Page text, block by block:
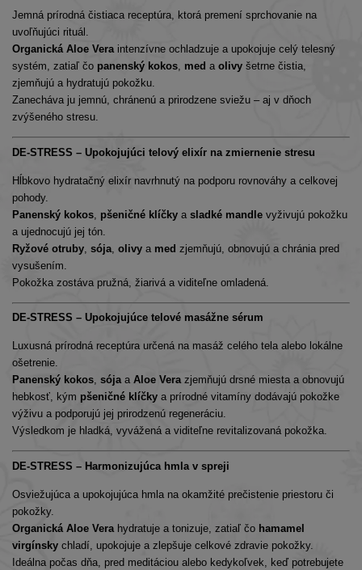
Jemná prírodná čistiaca receptúra, ktorá premení sprchovanie na
uvoľňujúci rituál.
Organická Aloe Veraintenzívne ochladzuje a upokojuje celý telesný
systém, zatiaľ čo panenský kokos, med a olivy šetrne čistia,
zjemňujú a hydratujú pokožku.
Zanecháva ju jemnú, chránenú a prirodzene sviežu – aj v dňoch
zvýšeného stresu.
DE-STRESS – Upokojujúci telový elixír na zmiernenie stresu
Hĺbkovo hydratačný elixír navrhnutý na podporu rovnováhy a celkovej
pohody.
Panenský kokos pšeničné klíčky a sladké mandle vyživujú pokožku
a ujednocujú jej tón.
Ryžové otruby sója olivy a med zjemňujú, obnovujú a chránia pred
vysušením.
Pokožka zostáva pružná, žiarivá a viditeľne omladená.
DE-STRESS – Upokojujúce telové masážne sérum
Luxusná prírodná receptúra určená na masáž celého tela alebo lokálne
ošetrenie.
Panenský kokos, sójaa Aloe Verazjemňujú drsné miesta a obnovujú
hebkosť, kým pšeničné klíčky a prírodné vitamíny dodávajú pokožke
výživu a podporujú jej prirodzenú regeneráciu.
Výsledkom je hladká, vyvážená a viditeľne revitalizovaná pokožka.
DE-STRESS – Harmonizujúca hmla v spreji
Osviežujúca a upokojujúca hmla na okamžité prečistenie priestoru či
pokožky.
Organická Aloe Vera hydratuje a tonizuje, zatiaľ čo hamamel
virgínsky chladí, upokojuje a zlepšuje celkové zdravie pokožky.
Ideálna počas dňa, pred meditáciou alebo kedykoľvek, keď potrebujete